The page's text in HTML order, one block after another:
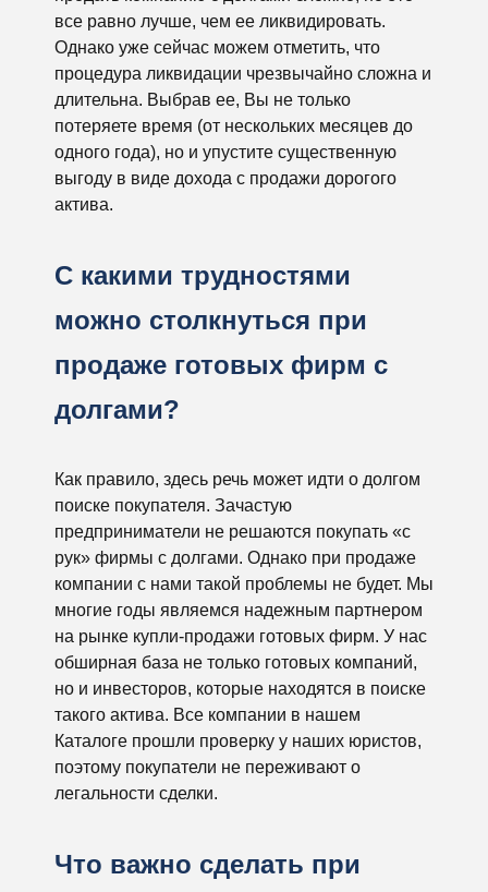
все равно лучше, чем ее ликвидировать.
Однако уже сейчас можем отметить, что
процедура ликвидации чрезвычайно сложна и
длительна. Выбрав ее, Вы не только
потеряете время (от нескольких месяцев до
одного года), но и упустите существенную
выгоду в виде дохода с продажи дорогого
актива.
С какими трудностями
можно столкнуться при
продаже готовых фирм с
долгами?
Как правило, здесь речь может идти о долгом
поиске покупателя. Зачастую
предприниматели не решаются покупать «с
рук» фирмы с долгами. Однако при продаже
компании с нами такой проблемы не будет. Мы
многие годы являемся надежным партнером
на рынке купли-продажи готовых фирм. У нас
обширная база не только готовых компаний,
но и инвесторов, которые находятся в поиске
такого актива. Все компании в нашем
Каталоге прошли проверку у наших юристов,
поэтому покупатели не переживают о
легальности сделки.
Что важно сделать при